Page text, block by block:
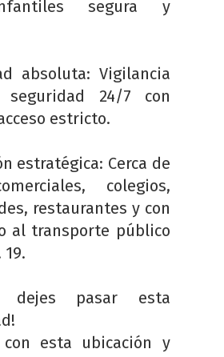
segura y
absoluta: Vigilancia
24/7 con
estricto.
estratégica: Cerca de
colegios,
restaurantes y con
al transporte público
19.
pasar esta
con esta ubicación y